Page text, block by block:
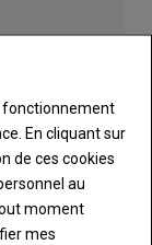
rester seuls
engagés
fonctionnement
En cliquant sur
de ces cookies
au
moment
mes